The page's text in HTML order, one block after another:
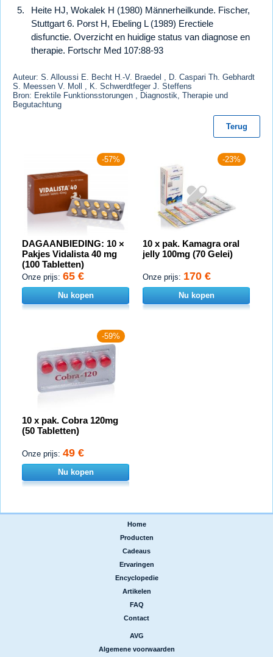
Heite HJ, Wokalek H (1980) Männerheilkunde. Fischer,
Stuttgart 6. Porst H, Ebeling L (1989) Erectiele
disfunctie. Overzicht en huidige status van diagnose en
therapie. Fortschr Med 107:88-93
Auteur: S. Alloussi E. Becht H.-V. Braedel , D. Caspari Th. Gebhardt
S. Meessen V. Moll , K. Schwerdtfeger J. Steffens
Bron: Erektile Funktionsstorungen , Diagnostik, Therapie und
Begutachtung
Terug
-57%
DAGAANBIEDING: 10 ×
Pakjes Vidalista 40 mg
(100 Tabletten)
Onze prijs: 65 €
Nu kopen
-23%
10 x pak. Kamagra oral
jelly 100mg (70 Gelei)
Onze prijs: 170 €
Nu kopen
-59%
10 x pak. Cobra 120mg
(50 Tabletten)
Onze prijs: 49 €
Nu kopen
Home
Producten
Cadeaus
Ervaringen
Encyclopedie
Artikelen
FAQ
Contact
AVG
Algemene voorwaarden